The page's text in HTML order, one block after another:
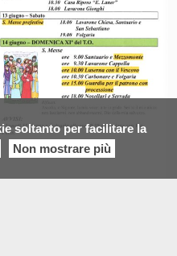
soltanto per facilitare la
Non mostrare più